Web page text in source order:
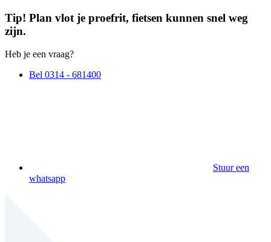
Tip! Plan vlot je proefrit, fietsen kunnen snel weg
zijn.
Heb je een vraag?
Bel 0314 - 681400
Stuur een
whatsapp